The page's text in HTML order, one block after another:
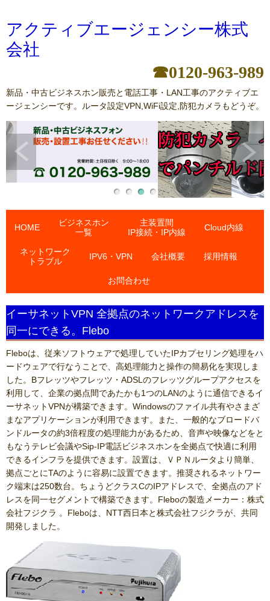
アクティブエージェンシー株式
会社
☎0120-963-989
新品・中古ビジネスホン販売と電話工事・LAN工事のアクティブエ
ージェンシーです。ルータ設定VPN,WiFi設定,防犯カメラもどうぞ。
HOME
ビジネスホン
一覧
主装置間
IP接続・IP内線
Cloud内線
ネットワーク
トラブル
IPV6・VPN 会社概要 採用情報
お問合わせ
イーサネットVPN 全拠点のネットワークアドレスを
同一にできる。Flebo
Fleboは、従来ソフトウェアで処理していたIPカプセリング処理をハ
ードウェアで行なうことで、高処理能力と操作の簡易化を実現しま
した。Bフレッツやフレッツ・ADSLのフレッツグループアクセスを
利用して、企業の拠点間であたかも1つのLANのように通信できるイ
ーサネットVPNが構築できます。Windowsのファイル共有やさまざ
まなアプリケーションが利用できます。また、一般的なブロードバ
ンドルータの約3倍程度の処理能力があるため、音声や映像などをと
もなうテレビ会議やSip-IP電話ビジネスホンを全拠点で快適に利用
できるインフラを提供できます。設置は、ＶＰＮルータより簡単、
拠点ごとにTAのように容易に設置できます。推奨されるネットワー
ク端末は250数台。ちょうどクラスCのIPアドレスで、全拠点のアド
レスを同一セグメントで構築できます。Fleboの製造メーカー：株式
会社フジクラ 。Fleboは、NTT西日本と株式会社フジクラが、共同
開発しました。